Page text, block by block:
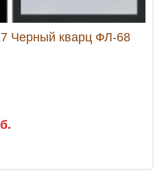
Черный кварц ФЛ-68